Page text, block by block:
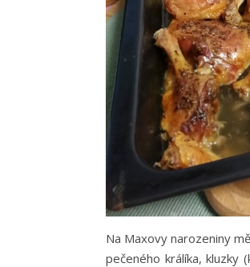
Na Maxovy narozeniny
pečeného králíka, kluzky